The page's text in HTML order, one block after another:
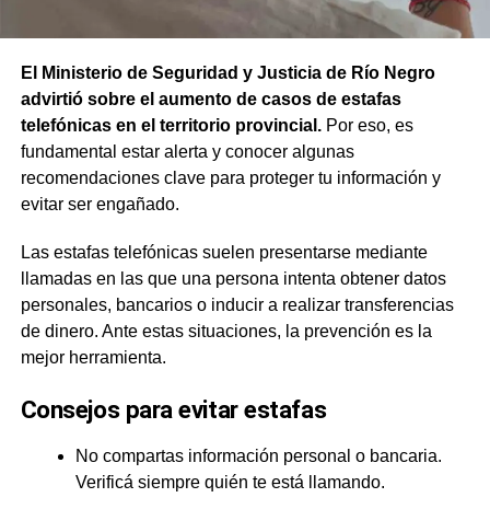
El Ministerio de Seguridad y Justicia de Río Negro
advirtió sobre el aumento de casos de estafas
telefónicas en el territorio provincial.Por eso, es
fundamental estar alerta y conocer algunas
recomendaciones clave para proteger tu información y
evitar ser engañado.
Las estafas telefónicas suelen presentarse mediante
llamadas en las que una persona intenta obtener datos
personales, bancarios o inducir a realizar transferencias
de dinero. Ante estas situaciones, la prevención es la
mejor herramienta.
Consejos para evitar estafas
No compartas información personal o bancaria.
Verificá siempre quién te está llamando.